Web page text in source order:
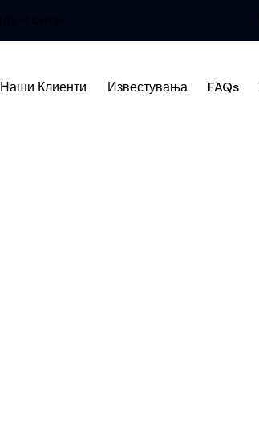
Наши Клиенти Известувања FAQs